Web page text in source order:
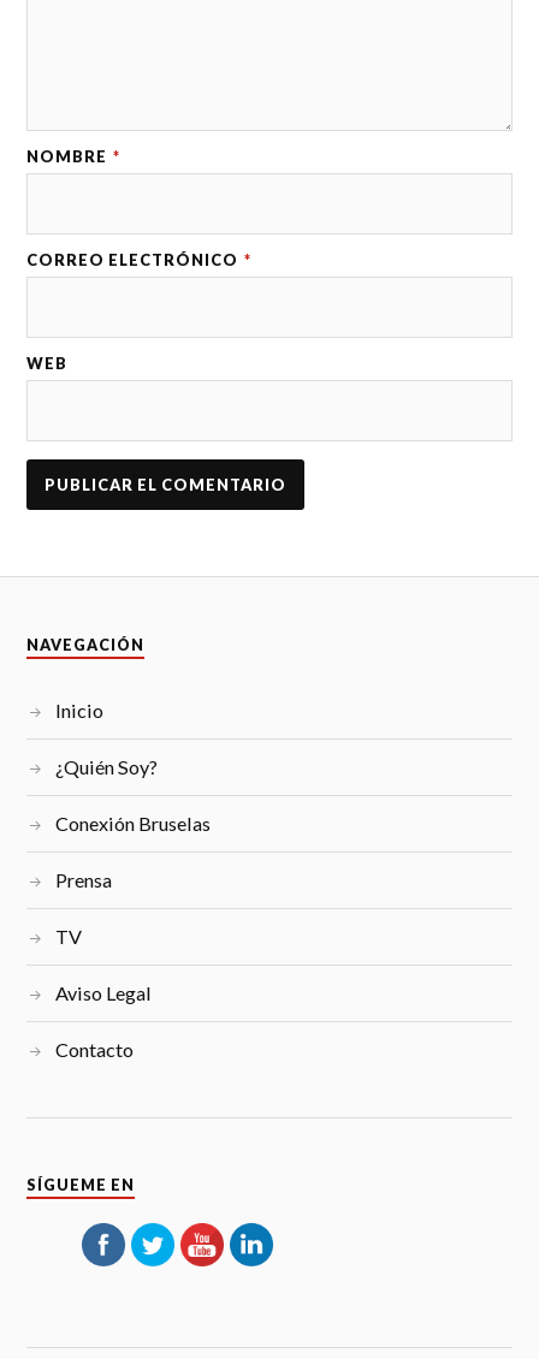
NOMBRE *
CORREO ELECTRÓNICO *
WEB
NAVEGACIÓN
Inicio
¿Quién Soy?
Conexión Bruselas
Prensa
TV
Aviso Legal
Contacto
SÍGUEME EN